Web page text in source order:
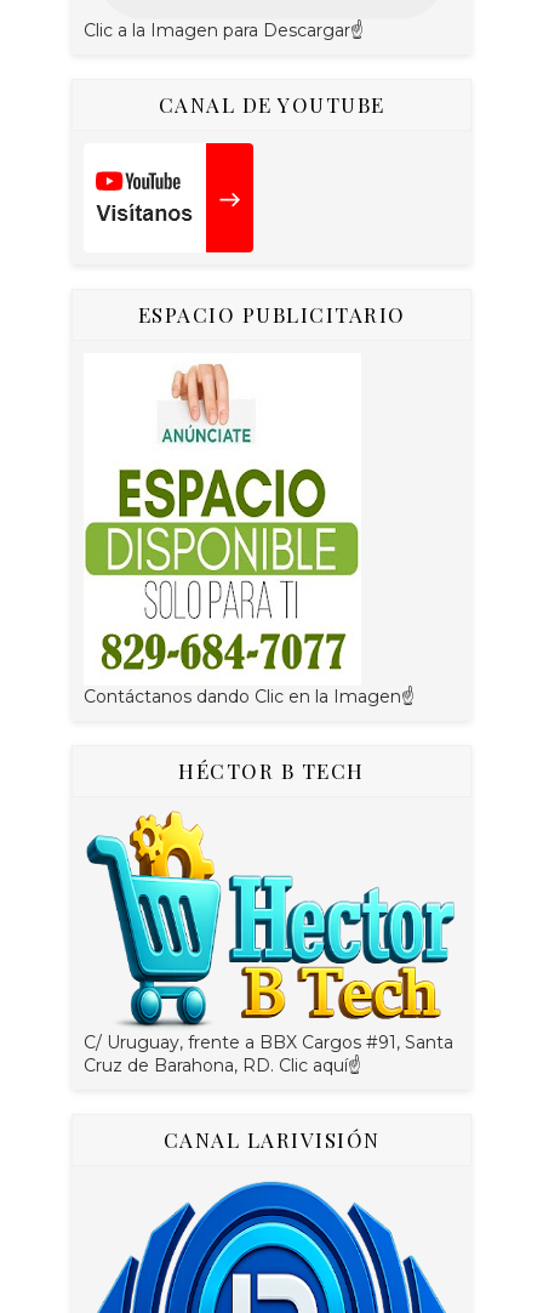
Clic a la Imagen para Descargar☝
CANAL DE YOUTUBE
ESPACIO PUBLICITARIO
Contáctanos dando Clic en la Imagen☝
HÉCTOR B TECH
C/ Uruguay, frente a BBX Cargos #91, Santa
Cruz de Barahona, RD. Clic aquí☝
CANAL LARIVISIÓN